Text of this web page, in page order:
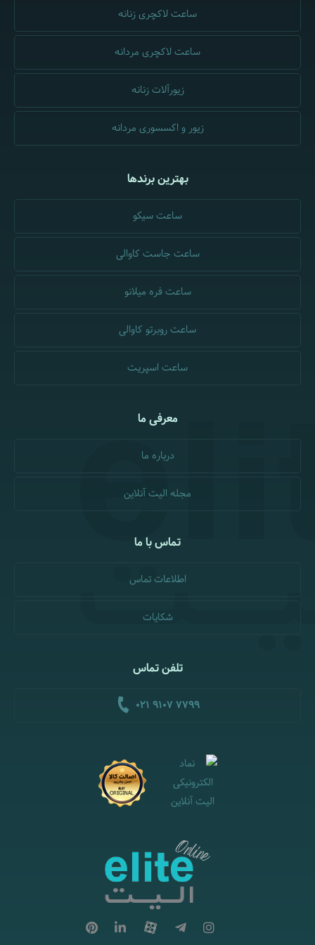
ساعت لاکچری زنانه
ساعت لاکچری مردانه
زیورآلات زنانه
زیور و اکسسوری مردانه
بهترین برندها
ساعت سیکو
ساعت جاست کاوالی
ساعت فره میلانو
ساعت روبرتو کاوالی
ساعت اسپریت
معرفی ما
درباره ما
مجله الیت آنلاین
تماس با ما
اطلاعات تماس
شکایات
تلفن تماس
021 9107 7799